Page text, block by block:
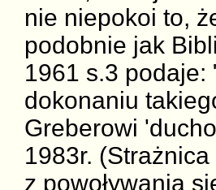
nie niepokoi to,
podobnie jak
1961 s.3 podaje:
dokonaniu
Greberowi
1983r.
z powoływania